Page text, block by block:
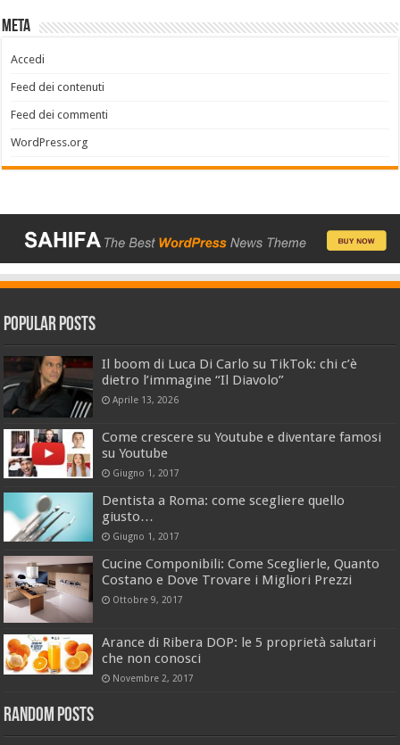
Meta
Accedi
Feed dei contenuti
Feed dei commenti
WordPress.org
Popular Posts
Il boom di Luca Di Carlo su TikTok: chi c’è
dietro l’immagine “Il Diavolo”
Aprile 13, 2026
Come crescere su Youtube e diventare famosi
su Youtube
Giugno 1, 2017
Dentista a Roma: come scegliere quello
giusto…
Giugno 1, 2017
Cucine Componibili: Come Sceglierle, Quanto
Costano e Dove Trovare i Migliori Prezzi
Ottobre 9, 2017
Arance di Ribera DOP: le 5 proprietà salutari
che non conosci
Novembre 2, 2017
Random Posts